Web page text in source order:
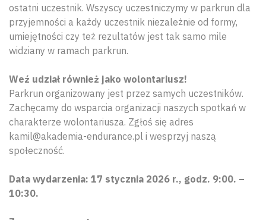
ostatni uczestnik. Wszyscy uczestniczymy w parkrun dla
przyjemności a każdy uczestnik niezależnie od formy,
umiejętności czy też rezultatów jest tak samo mile
widziany w ramach parkrun.
Weź udział również jako wolontariusz!
Parkrun organizowany jest przez samych uczestników.
Zachęcamy do wsparcia organizacji naszych spotkań w
charakterze wolontariusza. Zgłoś się adres
kamil@akademia-endurance.pl i wesprzyj naszą
społeczność.
Data wydarzenia: 17 stycznia 2026 r., godz. 9:00. –
10:30.